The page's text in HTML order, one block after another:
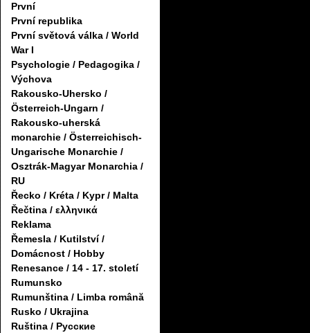
První
První republika
První světová válka / World
War I
Psychologie / Pedagogika /
Výchova
Rakousko-Uhersko /
Österreich-Ungarn /
Rakousko-uherská
monarchie / Österreichisch-
Ungarische Monarchie /
Osztrák-Magyar Monarchia /
RU
Řecko / Kréta / Kypr / Malta
Řečtina / ελληνικά
Reklama
Řemesla / Kutilství /
Domácnost / Hobby
Renesance / 14 - 17. století
Rumunsko
Rumunština / Limba română
Rusko / Ukrajina
Ruština / Русские